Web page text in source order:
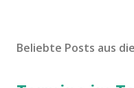
Beliebte Posts aus